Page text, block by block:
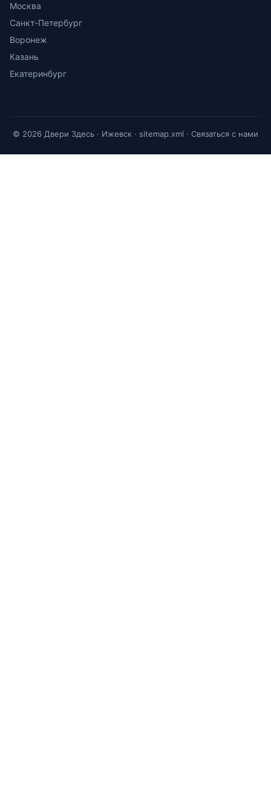
Москва
Санкт-Петербург
Воронеж
Казань
Екатеринбург
© 2026 Двери Здесь · Ижевск · sitemap.xml · Связаться с нами